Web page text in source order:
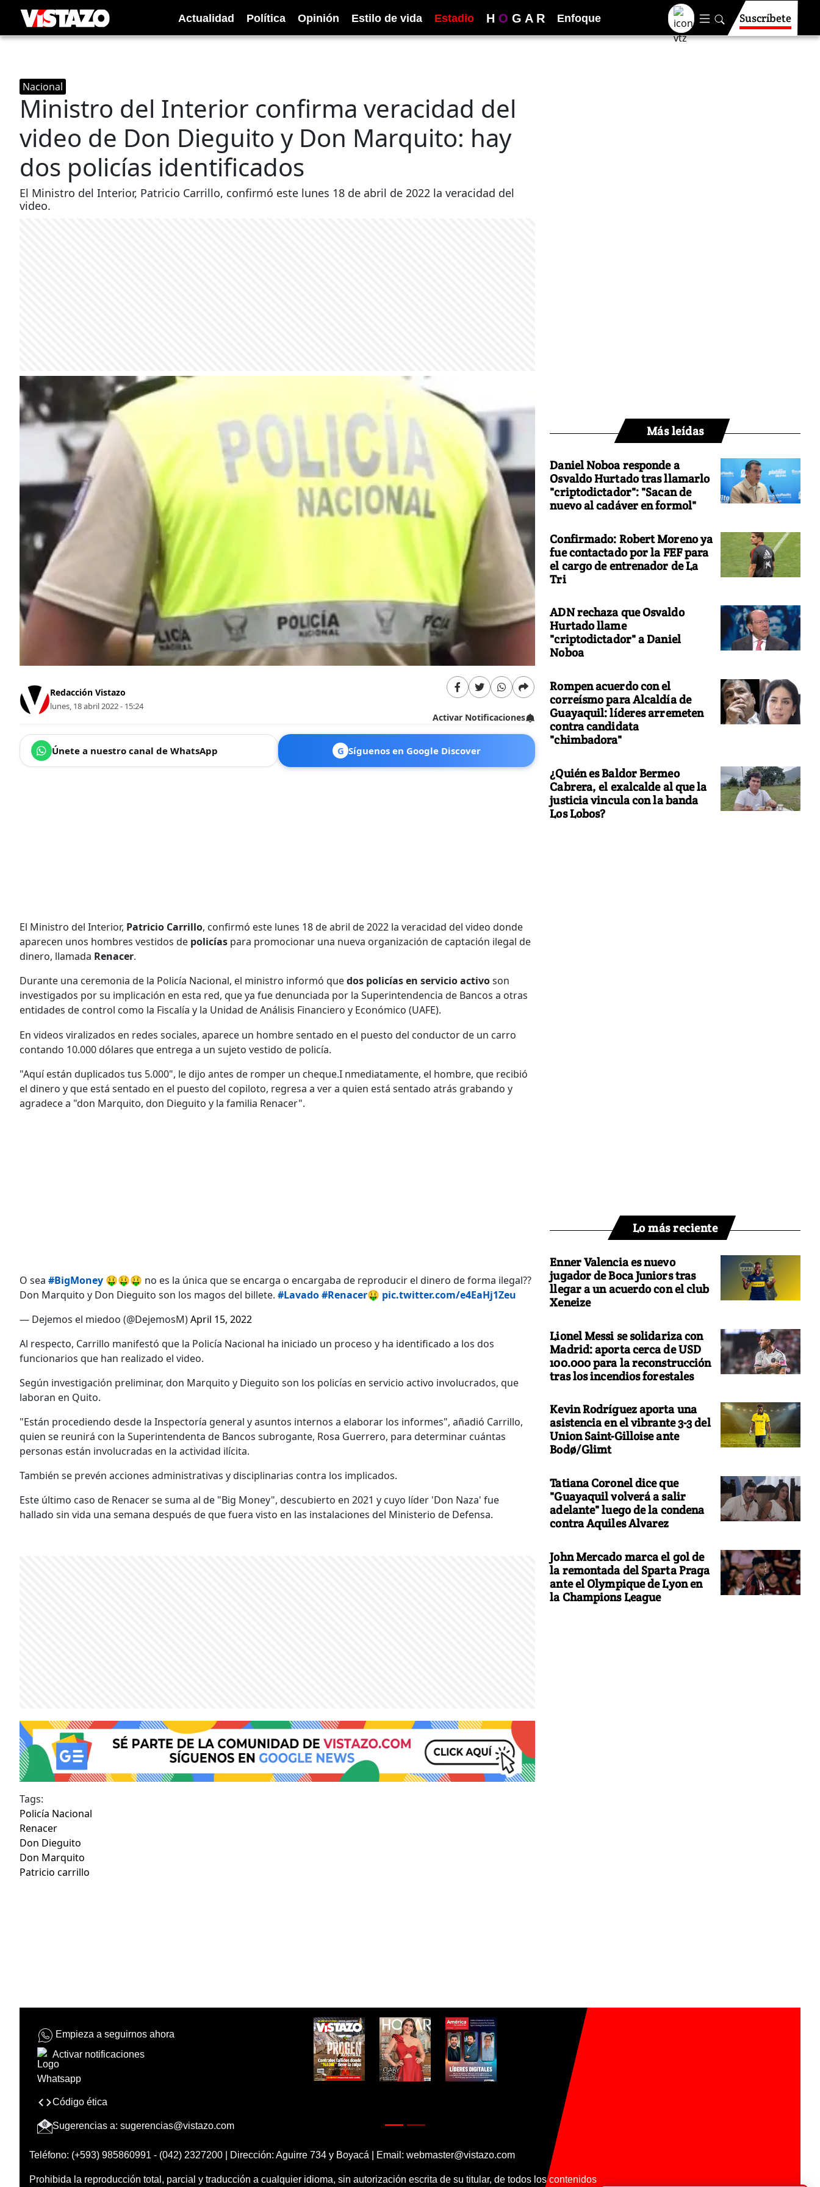
Actualidad Política Opinión Estilo de vida Estadio H O G A R Enfoque Suscríbete
Nacional
Ministro del Interior confirma veracidad del
video de Don Dieguito y Don Marquito: hay
dos policías identificados
El Ministro del Interior, Patricio Carrillo, confirmó este lunes 18 de abril de 2022 la veracidad del
video.
Redacción Vistazo
lunes, 18 abril 2022 - 15:24
Activar Notificaciones
Únete a nuestro canal de WhatsApp G Síguenos en Google Discover
El Ministro del Interior, Patricio Carrillo, confirmó este lunes 18 de abril de 2022 la veracidad del video donde
aparecen unos hombres vestidos de policías para promocionar una nueva organización de captación ilegal de
dinero, llamada Renacer.
Durante una ceremonia de la Policía Nacional, el ministro informó quedos policías en servicio activoson
investigados por su implicación en esta red, que ya fue denunciada por la Superintendencia de Bancos a otras
entidades de control como la Fiscalía y la Unidad de Análisis Financiero y Económico (UAFE).
En videos viralizados en redes sociales, aparece un hombre sentado en el puesto del conductor de un carro
contando 10.000 dólares que entrega a un sujeto vestido de policía.
"Aquí están duplicados tus 5.000", le dijo antes de romper un cheque.I nmediatamente, el hombre, que recibió
el dinero y que está sentado en el puesto del copiloto, regresa a ver a quien está sentado atrás grabando y
agradece a "don Marquito, don Dieguito y la familia Renacer".
O sea #BigMoney 🤑🤑🤑 no es la única que se encarga o encargaba de reproducir el dinero de forma ilegal??
Don Marquito y Don Dieguito son los magos del billete. #Lavado#Renacer🤑 pic.twitter.com/e4EaHj1Zeu
— Dejemos el miedoo (@DejemosM)April 15, 2022
Al respecto, Carrillo manifestó que la Policía Nacional ha iniciado un proceso y ha identificado a los dos
funcionarios que han realizado el video.
Según investigación preliminar, don Marquito y Dieguito son los policías en servicio activo involucrados, que
laboran en Quito.
"Están procediendo desde la Inspectoría general y asuntos internos a elaborar los informes", añadió Carrillo,
quien se reunirá con la Superintendenta de Bancos subrogante, Rosa Guerrero, para determinar cuántas
personas están involucradas en la actividad ilícita.
También se prevén acciones administrativas y disciplinarias contra los implicados.
Este último caso de Renacer se suma al de "Big Money", descubierto en 2021 y cuyo líder 'Don Naza' fue
hallado sin vida una semana después de que fuera visto en las instalaciones del Ministerio de Defensa.
Tags:
Policía Nacional
Renacer
Don Dieguito
Don Marquito
Patricio carrillo
Más leídas
Daniel Noboa responde a
Osvaldo Hurtado tras llamarlo
"criptodictador": "Sacan de
nuevo al cadáver en formol"
Confirmado: Robert Moreno ya
fue contactado por la FEF para
el cargo de entrenador de La
Tri
ADN rechaza que Osvaldo
Hurtado llame
"criptodictador" a Daniel
Noboa
Rompen acuerdo con el
correísmo para Alcaldía de
Guayaquil: líderes arremeten
contra candidata
"chimbadora"
¿Quién es Baldor Bermeo
Cabrera, el exalcalde al que la
justicia vincula con la banda
Los Lobos?
Lo más reciente
Enner Valencia es nuevo
jugador de Boca Juniors tras
llegar a un acuerdo con el club
Xeneize
Lionel Messi se solidariza con
Madrid: aporta cerca de USD
100.000 para la reconstrucción
tras los incendios forestales
Kevin Rodríguez aporta una
asistencia en el vibrante 3-3 del
Union Saint-Gilloise ante
Bodø/Glimt
Tatiana Coronel dice que
"Guayaquil volverá a salir
adelante" luego de la condena
contra Aquiles Alvarez
John Mercado marca el gol de
la remontada del Sparta Praga
ante el Olympique de Lyon en
la Champions League
Empieza a seguirnos ahora
Activar notificaciones
Código ética
Sugerencias a: sugerencias@vistazo.com
Teléfono: (+593) 985860991 - (042) 2327200 | Dirección: Aguirre 734 y Boyacá | Email: webmaster@vistazo.com
Prohibida la reproducción total, parcial y traducción a cualquier idioma, sin autorización escrita de su titular, de todos los contenidos